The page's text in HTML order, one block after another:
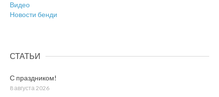
Видео
Новости бенди
СТАТЬИ
С праздником!
8 августа 2026